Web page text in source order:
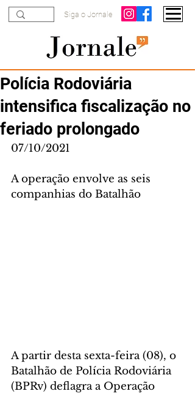
Siga o Jornale
Polícia Rodoviária
intensifica fiscalização no
feriado prolongado
07/10/2021
A operação envolve as seis
companhias do Batalhão
A partir desta sexta-feira (08), o
Batalhão de Polícia Rodoviária
(BPRv) deflagra a Operação